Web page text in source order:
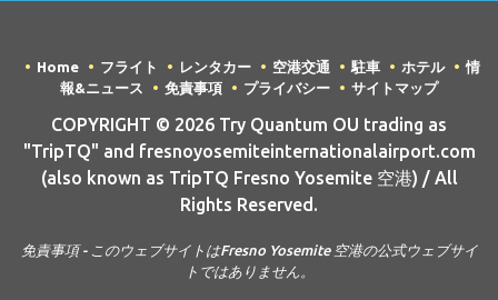
Home フライト レンタカー 空港交通 駐車 ホテル
情
報&ニュース
免責事項 プライバシー サイトマップ
COPYRIGHT © 2026 Try Quantum OU trading as
"TripTQ" and fresnoyosemiteinternationalairport.com
(also known as TripTQ Fresno Yosemite 空港) / All
Rights Reserved.
免責事項 - このウェブサイトはFresno Yosemite 空港の公式ウェブサイ
トではありません。